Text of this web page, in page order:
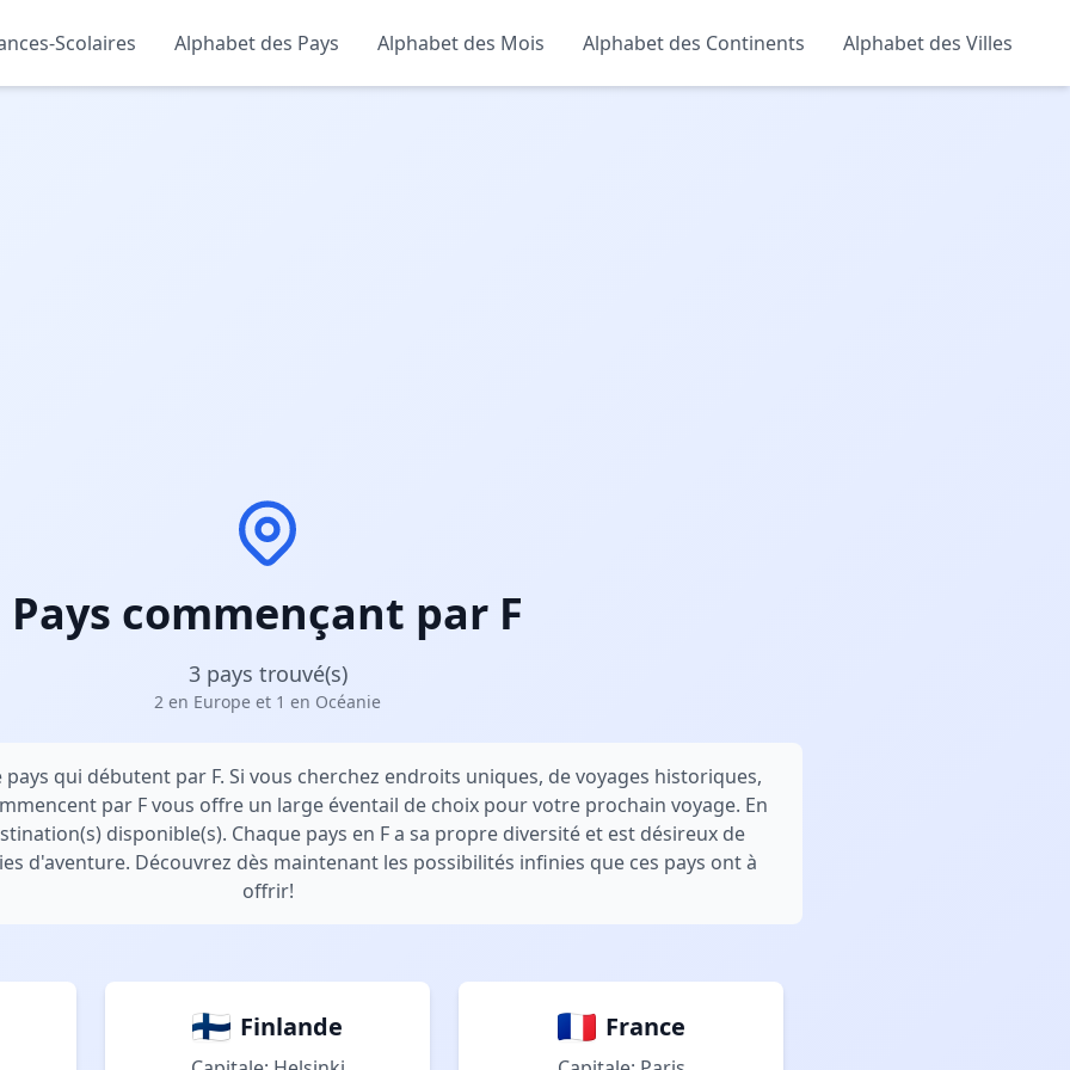
Scolaires Alphabet des Pays Alphabet des Mois Alphabet des Continents Alphabet des Villes
Pays commençant par F
3 pays trouvé(s)
2 en Europe et 1 en Océanie
qui débutent par F. Si vous cherchez endroits uniques, de voyages historiques,
par F vous offre un large éventail de choix pour votre prochain voyage. En
disponible(s). Chaque pays en F a sa propre diversité et est désireux de
d'aventure. Découvrez dès maintenant les possibilités infinies que ces pays ont à
offrir!
Finlande France